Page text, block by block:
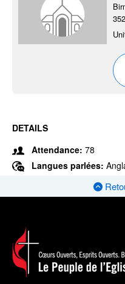
DETAILS
Attendance: 78
Langues parlées: